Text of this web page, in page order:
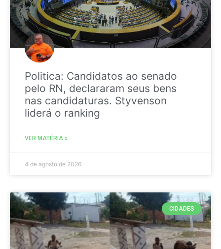
Politica: Candidatos ao senado
pelo RN, declararam seus bens
nas candidaturas. Styvenson
liderá o ranking
VER MATÉRIA »
4 de agosto de 2026
CIDADES